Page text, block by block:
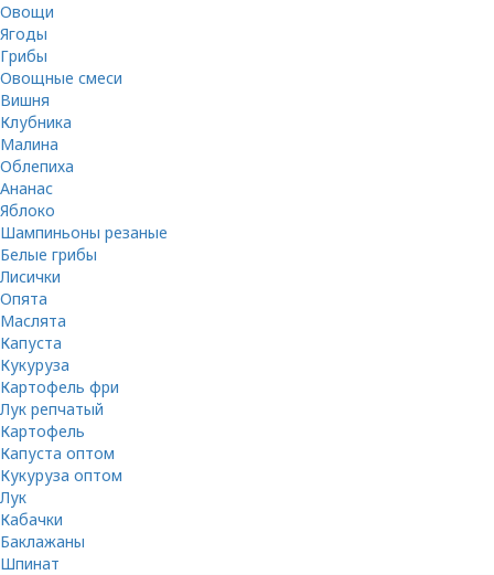
Овощи
Ягоды
Грибы
Овощные смеси
Вишня
Клубника
Малина
Облепиха
Ананас
Яблоко
Шампиньоны резаные
Белые грибы
Лисички
Опята
Маслята
Капуста
Кукуруза
Картофель фри
Лук репчатый
Картофель
Капуста оптом
Кукуруза оптом
Лук
Кабачки
Баклажаны
Шпинат